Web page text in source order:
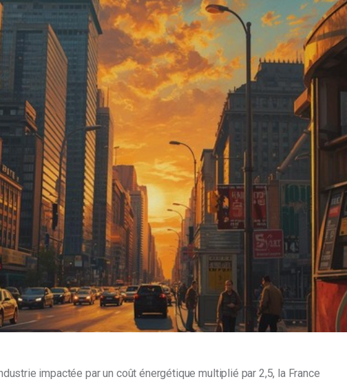
impactée par un coût énergétique multiplié par 2,5, la France